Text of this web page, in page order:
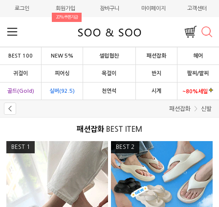
로그인 회원가입
20%쿠폰지급
장바구니 마이페이지 고객센터
BEST 100 NEW 5% 셀럽협찬 패션잡화 헤어
귀걸이 피어싱 목걸이 반지 팔찌/발찌
골드(Gold) 실버(92.5) 천연석 시계 ~80%세일
패션잡화 신발
패션잡화 BEST ITEM
BEST 1 BEST 2